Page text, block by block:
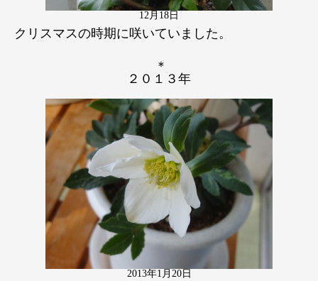
12月18日
クリスマスの時期に咲いていました。
＊
２０１３年
2013年1月20日